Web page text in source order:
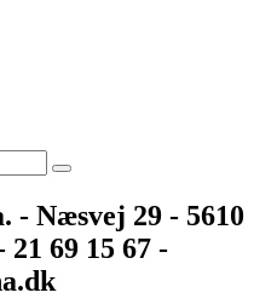
- Næsvej 29 - 5610
21 69 15 67 -